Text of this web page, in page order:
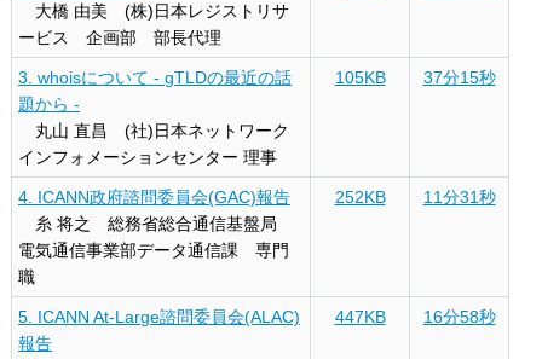
大橋 由美 (株)日本レジストリサ
ービス 企画部 部長代理
3. whoisについて - gTLDの最近の話
題から -
丸山 直昌 (社)日本ネットワーク
インフォメーションセンター 理事
105KB 37分15秒
4. ICANN政府諮問委員会(GAC)報告
糸 将之 総務省総合通信基盤局
電気通信事業部データ通信課 専門
職
252KB 11分31秒
5. ICANN At-Large諮問委員会(ALAC)
報告
447KB 16分58秒